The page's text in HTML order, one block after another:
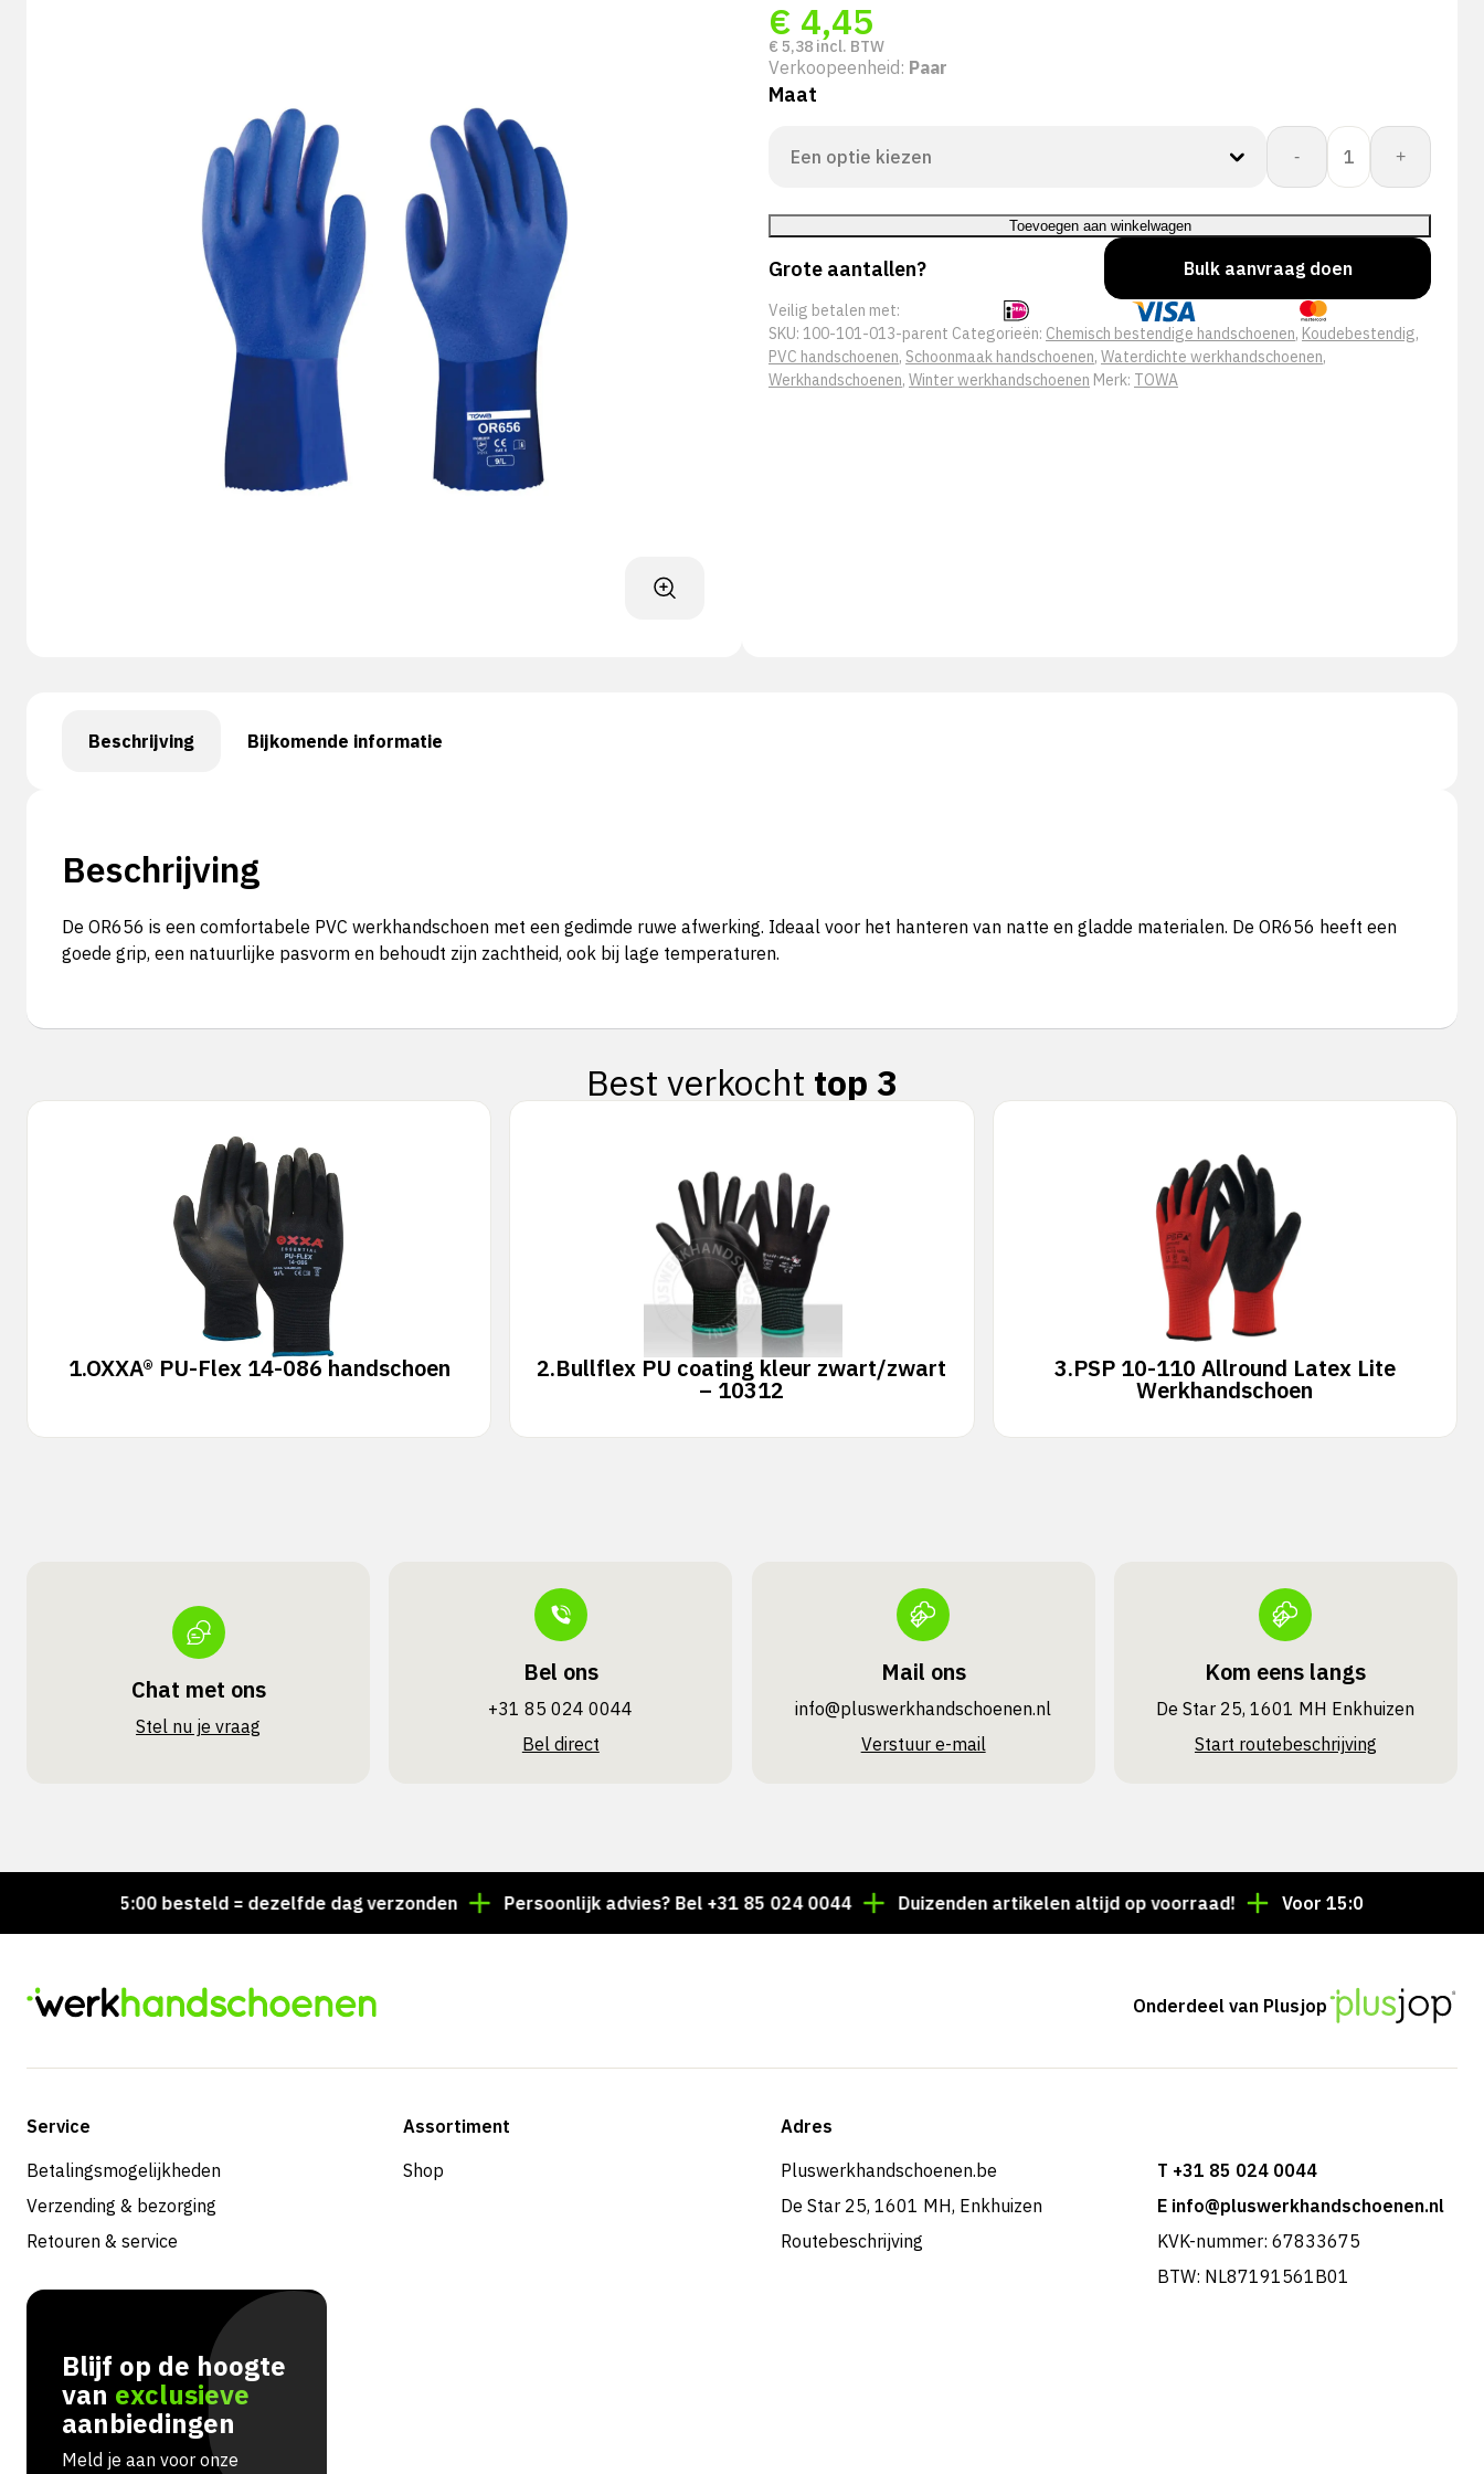
€ 4,45
€ 5,38 incl. BTW
Verkoopeenheid: Paar
Maat
-
Towa:
OR-
656
aantal
+
Toevoegen aan winkelwagen
Grote aantallen? Bulk aanvraag doen
Veilig betalen met:
SKU: 100-101-013-parent Categorieën: Chemisch bestendige handschoenen, Koudebestendig,
PVC handschoenen, Schoonmaak handschoenen, Waterdichte werkhandschoenen,
Werkhandschoenen, Winter werkhandschoenen Merk: TOWA
Beschrijving Bijkomende informatie
Beschrijving
De OR656 is een comfortabele PVC werkhandschoen met een gedimde ruwe afwerking. Ideaal voor het hanteren van natte en gladde materialen. De OR656 heeft een
goede grip, een natuurlijke pasvorm en behoudt zijn zachtheid, ook bij lage temperaturen.
Best verkocht top 3
1.OXXA® PU-Flex 14-086 handschoen 2.Bullflex PU coating kleur zwart/zwart
– 10312
3.PSP 10-110 Allround Latex Lite
Werkhandschoen
Chat met ons
Stel nu je vraag
Bel ons
+31 85 024 0044
Bel direct
Mail ons
info@pluswerk­handschoenen.nl
Verstuur e-mail
Kom eens langs
De Star 25, 1601 MH Enkhuizen
Start routebeschrijving
Voor 15:00 besteld = dezelfde dag verzonden Persoonlijk advies? Bel +31 85 024 0044 Duizenden artikelen altijd op voorraad! Voor 15:00 besteld =
Onderdeel van Plusjop
Service
Betalingsmogelijkheden
Verzending & bezorging
Retouren & service
Assortiment
Shop
Adres
Pluswerkhandschoenen.be
De Star 25, 1601 MH, Enkhuizen
Routebeschrijving
T +31 85 024 0044
E info@pluswerkhandschoenen.nl
KVK-nummer: 67833675
BTW: NL87191561B01
Blijf op de hoogte
van exclusieve
aanbiedingen
Meld je aan voor onze